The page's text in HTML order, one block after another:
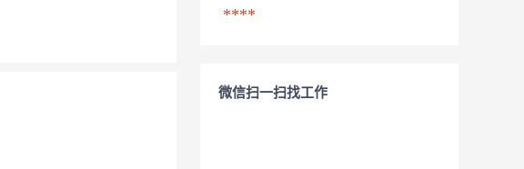
****
微信扫一扫找工作